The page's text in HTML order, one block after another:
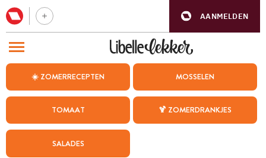
AANMELDEN
☀️ ZOMERRECEPTEN MOSSELEN
TOMAAT 🍹 ZOMERDRANKJES
SALADES
BEZOEK ONZE ANDERE WEBSITES
WEEKMENU
CHAT MET MAIA